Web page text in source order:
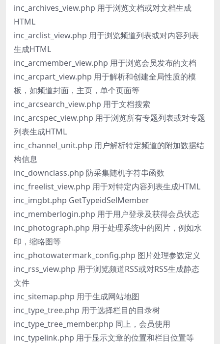
inc_archives_view.php 用于浏览文档或对文档生成
HTML
inc_arclist_view.php 用于浏览频道列表或对内容列表
生成HTML
inc_arcmember_view.php 用于浏览会员发布的文档
inc_arcpart_view.php 用于解析和创建全局性质的模
板，如频道封面，主页，单个页面等
inc_arcsearch_view.php 用于文档搜索
inc_arcspec_view.php 用于浏览所有专题列表或对专题
列表生成HTML
inc_channel_unit.php 用户解析特定频道的附加数据结
构信息
inc_downclass.php 防采集随机字符串函数
inc_freelist_view.php 用于对特定内容列表生成HTML
inc_imgbt.php GetTypeidSelMember
inc_memberlogin.php 用于用户登录及获得会员状态
inc_photograph.php 用于处理系统中的图片，例如水
印，缩略图等
inc_photowatermark_config.php 图片处理参数定义
inc_rss_view.php 用于浏览频道RSS或对RSS生成静态
文件
inc_sitemap.php 用于生成网站地图
inc_type_tree.php 用于选择栏目的目录树
inc_type_tree_member.php 同上，会员使用
inc_typelink.php 用于显示文章的位置和栏目位置等